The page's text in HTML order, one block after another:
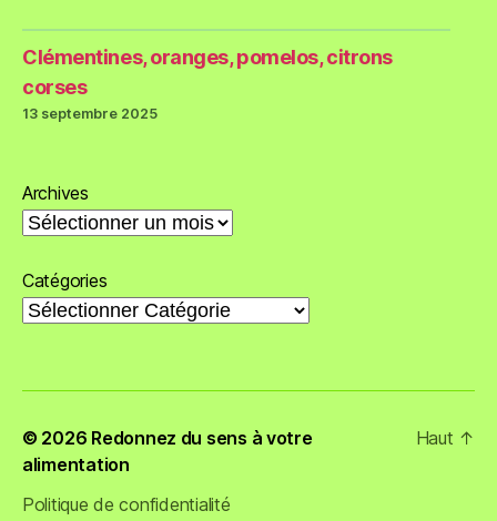
Clémentines, oranges, pomelos, citrons
corses
13 septembre 2025
Archives
Catégories
© 2026 Redonnez du sens à votre
alimentation
Politique de confidentialité
Haut ↑